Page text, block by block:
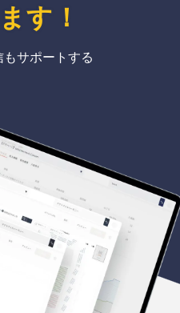
す ！
サポートする